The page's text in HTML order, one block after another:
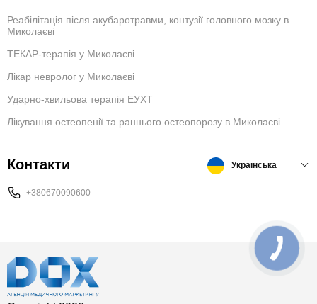
Реабілітація після акубаротравми, контузії головного мозку в
Миколаєві
ТЕКАР-терапія у Миколаєві
Лікар невролог у Миколаєві
Ударно-хвильова терапія ЕУХТ
Лікування остеопенії та раннього остеопорозу в Миколаєві
Контакти
+380670090600
Українська